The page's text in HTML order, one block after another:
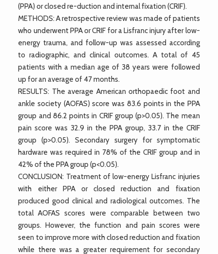
(PPA) or closed re-duction and internal fixation (CRIF).
METHODS: A retrospective review was made of patients
who underwent PPA or CRIF for a Lisfranc injury after low-
energy trauma, and follow-up was assessed according
to radiographic, and clinical outcomes. A total of 45
patients with a median age of 38 years were followed
up for an average of 47 months.
RESULTS: The average American orthopaedic foot and
ankle society (AOFAS) score was 83.6 points in the PPA
group and 86.2 points in CRIF group (p>0.05). The mean
pain score was 32.9 in the PPA group, 33.7 in the CRIF
group (p>0.05). Secondary surgery for symptomatic
hardware was required in 78% of the CRIF group and in
42% of the PPA group (p<0.05).
CONCLUSION: Treatment of low-energy Lisfranc injuries
with either PPA or closed reduction and fixation
produced good clinical and radiological outcomes. The
total AOFAS scores were comparable between two
groups. However, the function and pain scores were
seen to improve more with closed reduction and fixation
while there was a greater requirement for secondary